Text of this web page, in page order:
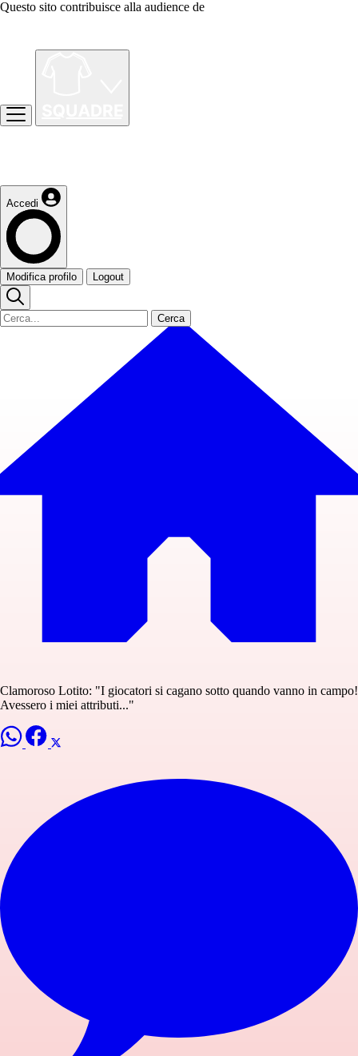
Questo sito contribuisce alla audience de
Accedi
Modifica profilo Logout
Cerca
Clamoroso Lotito: "I giocatori si cagano sotto quando vanno in campo!
Avessero i miei attributi..."